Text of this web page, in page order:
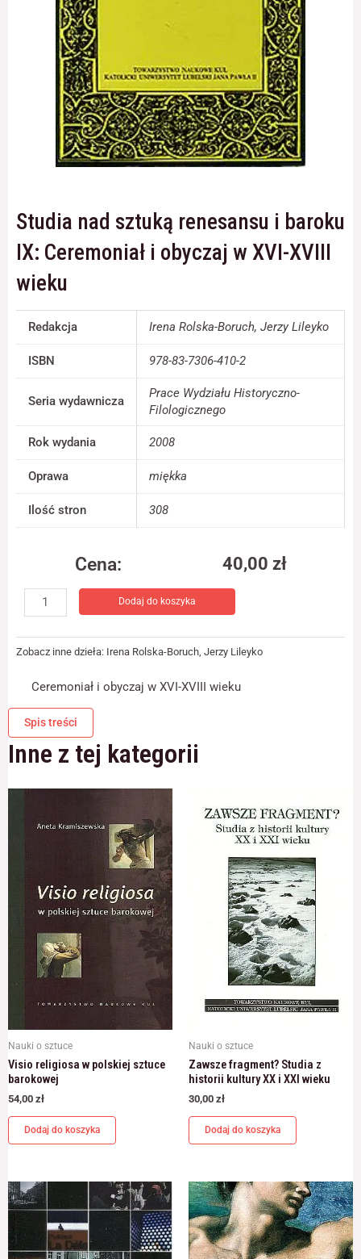
Studia nad sztuką renesansu i baroku
IX: Ceremoniał i obyczaj w XVI-XVIII
wieku
Redakcja Irena Rolska-Boruch, Jerzy Lileyko
ISBN 978-83-7306-410-2
Seria wydawnicza
Prace Wydziału Historyczno-
Filologicznego
Rok wydania 2008
Oprawa miękka
Ilość stron 308
Cena: 40,00 zł
Studia
sztuką
renesansu
Ceremoniał
i
w
XVIII
Dodaj do koszyka
Zobacz inne dzieła: Irena Rolska-Boruch, Jerzy Lileyko
Ceremoniał i obyczaj w XVI-XVIII wieku
Spis treści
Inne z tej kategorii
Nauki o sztuce
Visio religiosa w polskiej sztuce
barokowej
54,00 zł
Dodaj do koszyka
Nauki o sztuce
Zawsze fragment? Studia z
historii kultury XX i XXI wieku
30,00 zł
Dodaj do koszyka
Konieczne
Te pliki cookie
nie są
opcjonalne. Są
one potrzebne
do
funkcjonowania
Statystyka
Abyśmy mogli
internetowej,
na podstawie
tego, jak strona
Doświadczenie
internetowa
odrzucisz te pliki
funkcje znikną ze
strony
internetowej.
Marketing
Udostępniając
zainteresowania i